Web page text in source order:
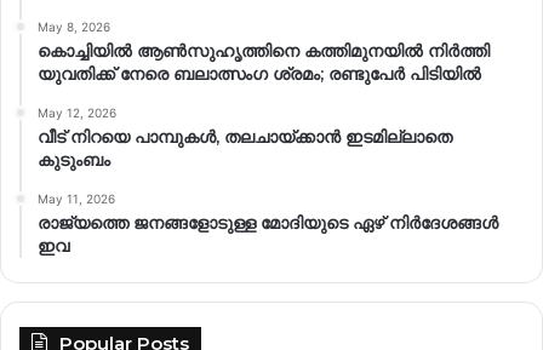
May 8, 2026
കൊച്ചിയിൽ ആൺസുഹൃത്തിനെ കത്തിമുനയിൽ നിർത്തി
യുവതിക്ക് നേരെ ബലാത്സംഗ​ ശ്രമം; രണ്ടുപേർ പിടിയിൽ
May 12, 2026
വീട് നിറയെ പാമ്പുകൾ, തലചായ്ക്കാൻ ഇടമില്ലാതെ
കുടുംബം
May 11, 2026
രാജ്യത്തെ ജനങ്ങളോടുള്ള മോദിയുടെ ഏഴ് നിര്‍ദേശങ്ങള്‍
ഇവ
Popular Posts